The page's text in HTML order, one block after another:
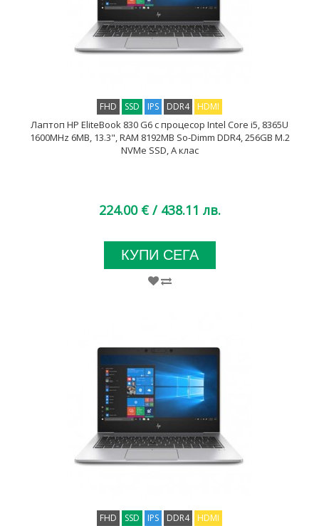
FHD SSD IPS DDR4 HDMI
Лаптоп HP EliteBook 830 G6 с процесор Intel Core i5, 8365U
1600MHz 6MB, 13.3", RAM 8192MB So-Dimm DDR4, 256GB M.2
NVMe SSD, A клас
224.00 € / 438.11 лв.
КУПИ СЕГА
FHD SSD IPS DDR4 HDMI